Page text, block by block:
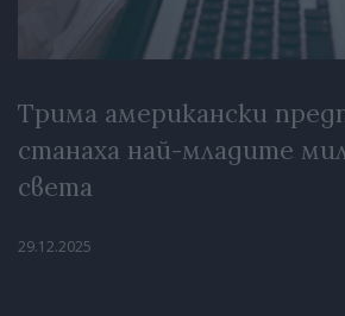
Трима американски
станаха най-младите
света
29.12.2025